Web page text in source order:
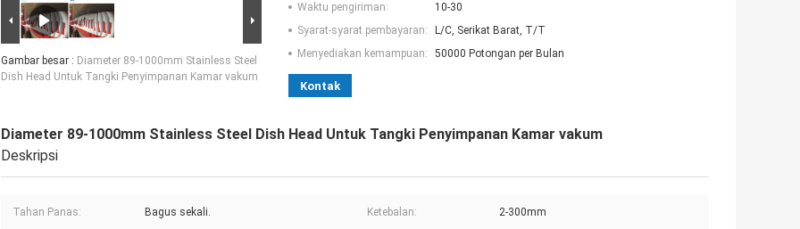
Gambar besar : Diameter 89-1000mm Stainless Steel
Dish Head Untuk Tangki Penyimpanan Kamar vakum
Waktu pengiriman:
10-30
Syarat-syarat pembayaran:
L/C, Serikat Barat, T/T
Menyediakan kemampuan:
50000 Potongan per Bulan
Kontak
Diameter 89-1000mm Stainless Steel Dish Head Untuk Tangki Penyimpanan Kamar vakum
Deskripsi
Tahan Panas: Bagus sekali. Ketebalan: 2-300mm